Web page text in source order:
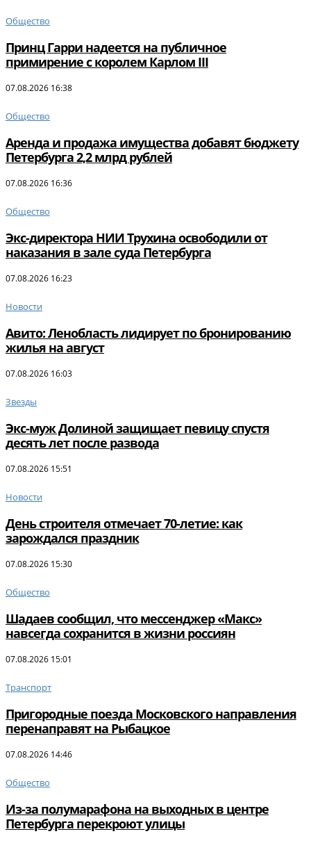
Общество
Принц Гарри надеется на публичное
примирение с королем Карлом III
07.08.2026 16:38
Общество
Аренда и продажа имущества добавят бюджету
Петербурга 2,2 млрд рублей
07.08.2026 16:36
Общество
Экс-директора НИИ Трухина освободили от
наказания в зале суда Петербурга
07.08.2026 16:23
Новости
Авито: Ленобласть лидирует по бронированию
жилья на август
07.08.2026 16:03
Звезды
Экс-муж Долиной защищает певицу спустя
десять лет после развода
07.08.2026 15:51
Новости
День строителя отмечает 70-летие: как
зарождался праздник
07.08.2026 15:30
Общество
Шадаев сообщил, что мессенджер «Макс»
навсегда сохранится в жизни россиян
07.08.2026 15:01
Транспорт
Пригородные поезда Московского направления
перенаправят на Рыбацкое
07.08.2026 14:46
Общество
Из-за полумарафона на выходных в центре
Петербурга перекроют улицы